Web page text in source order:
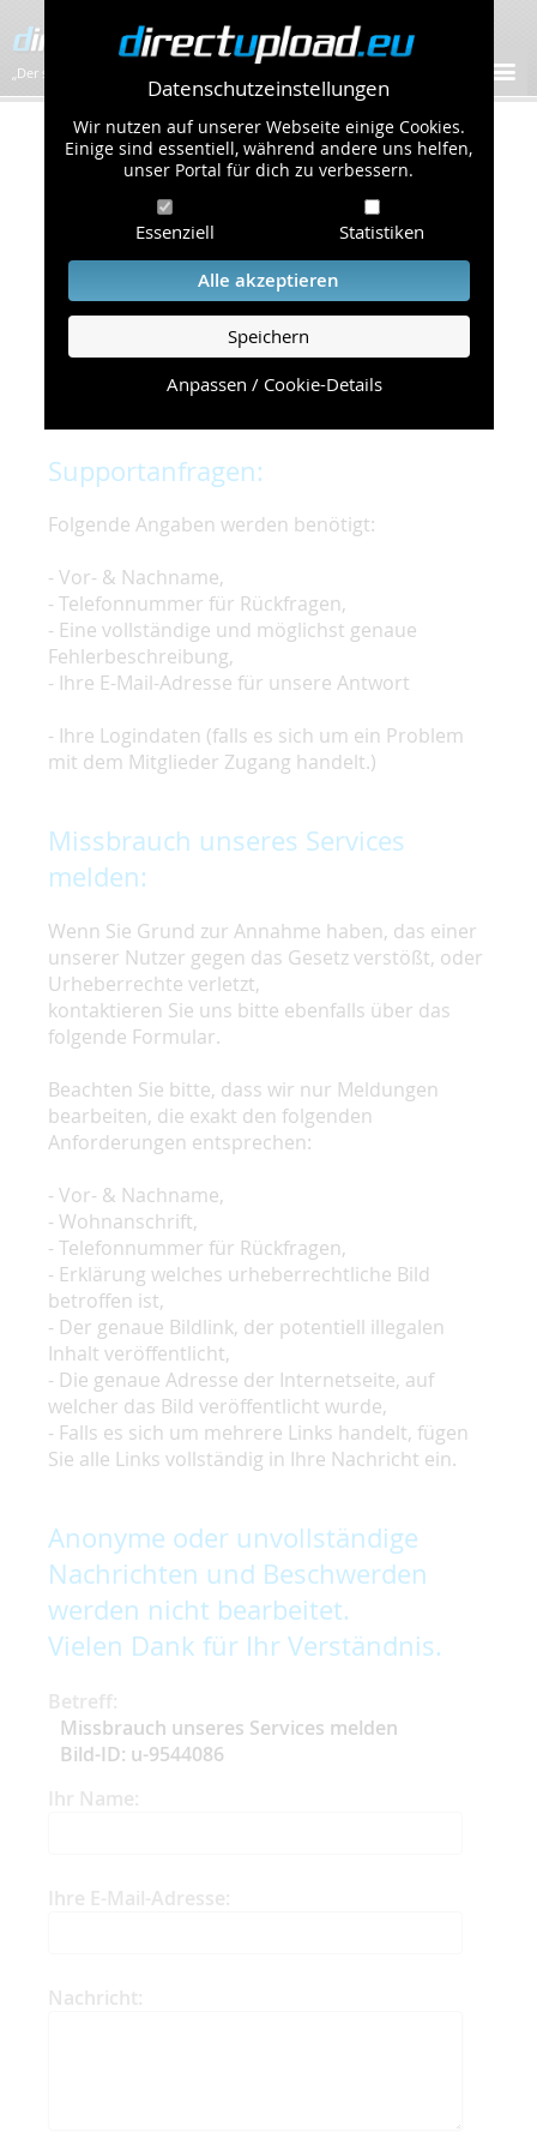
Datenschutzeinstellungen
Wir nutzen auf unserer Webseite einige Cookies.
Einige sind essentiell, während andere uns helfen,
unser Portal für dich zu verbessern.
Essenziell Statistiken
Alle akzeptieren
Speichern
Anpassen / Cookie-Details
„Der schnellste Bilder-Hoster im Web!”
Kontakt & Support
Um eine schnelle und unkomplizierte
Bearbeitung Ihres Problems zu gewährleisten,
bitten wir Sie,
folgende Punkte zu beachten und einzuhalten.
Die schnellste Hilfe finden Sie auf unserer
Seite, die die häufig gestellten Fragen
Supportanfragen:
Folgende Angaben werden benötigt:
- Vor- & Nachname,
- Telefonnummer für Rückfragen,
- Eine vollständige und möglichst genaue
Fehlerbeschreibung,
- Ihre E-Mail-Adresse für unsere Antwort
- Ihre Logindaten (falls es sich um ein Problem
mit dem Mitglieder Zugang handelt.)
Missbrauch unseres Services
melden:
Wenn Sie Grund zur Annahme haben, das einer
unserer Nutzer gegen das Gesetz verstößt, oder
Urheberrechte verletzt,
kontaktieren Sie uns bitte ebenfalls über das
folgende Formular.
Beachten Sie bitte, dass wir nur Meldungen
bearbeiten, die exakt den folgenden
Anforderungen entsprechen:
- Vor- & Nachname,
- Wohnanschrift,
- Telefonnummer für Rückfragen,
- Erklärung welches urheberrechtliche Bild
betroffen ist,
- Der genaue Bildlink, der potentiell illegalen
Inhalt veröffentlicht,
- Die genaue Adresse der Internetseite, auf
welcher das Bild veröffentlicht wurde,
- Falls es sich um mehrere Links handelt, fügen
Sie alle Links vollständig in Ihre Nachricht ein.
Anonyme oder unvollständige
Nachrichten und Beschwerden
werden nicht bearbeitet.
Vielen Dank für Ihr Verständnis.
Betreff:
Missbrauch unseres Services melden
Bild-ID: u-9544086
Ihr Name:
Ihre E-Mail-Adresse:
Nachricht: